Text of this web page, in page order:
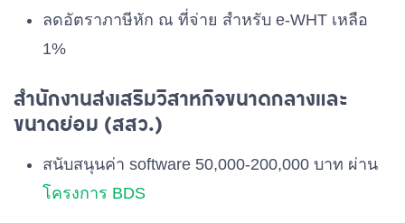
ลดอัตราภาษีหัก ณ ที่จ่าย สำหรับ e-WHT เหลือ
1%
สำนักงานส่งเสริมวิสาหกิจขนาดกลางและ
ขนาดย่อม (สสว.)
สนับสนุนค่า software 50,000-200,000 บาท ผ่าน
โครงการ BDS